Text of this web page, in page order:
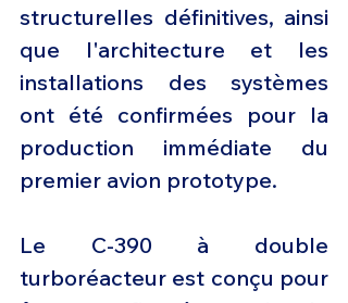
structurelles définitives, ainsi
que l'architecture et les
installations des systèmes
ont été confirmées pour la
production immédiate du
premier avion prototype.
Le C-390 à double
turboréacteur est conçu pour